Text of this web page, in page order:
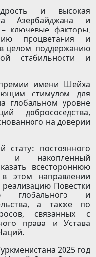
и высокая
Азербайджана и
ключевые факторы,
процветания и
целом, поддержанию
стабильности и
имени Шейха
стимулом для
глобальном уровне
добрососедства,
на доверии
статус постоянного
и накопленный
всестороннюю
этом направлении
Повестки
глобального и
а также по
связанных с
права и Устава
2025 год